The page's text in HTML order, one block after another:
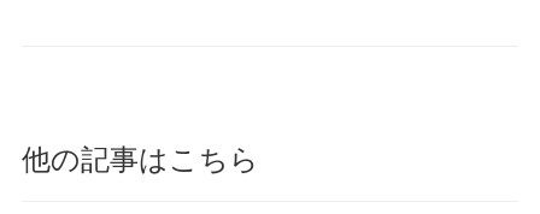
他の記事はこちら